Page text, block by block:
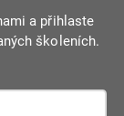
a přihlaste
školeních.